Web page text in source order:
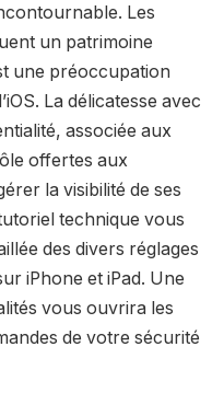
Les
un patrimoine
une préoccupation
La délicatesse avec
associée aux
offertes aux
la visibilité de ses
technique vous
des divers réglages
iPhone et iPad. Une
vous ouvrira les
de votre sécurité